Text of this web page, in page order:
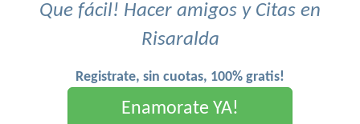
Que fácil! Hacer amigos y Citas en
Risaralda
Registrate, sin cuotas, 100% gratis!
Enamorate YA!